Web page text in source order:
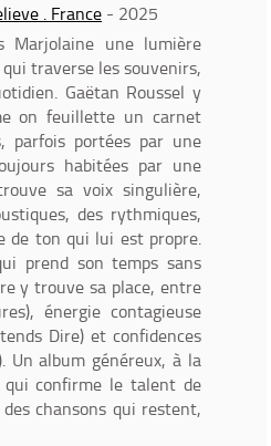
. France - 2025
une lumière
traverse les souvenirs,
Gaëtan Roussel y
on feuillette un carnet
parfois portées par une
habitées par une
sa voix singulière,
des rythmiques,
de ton qui lui est propre.
prend son temps sans
y trouve sa place, entre
énergie contagieuse
Dire) et confidences
Un album généreux, à la
qui confirme le talent de
chansons qui restent,